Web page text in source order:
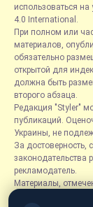
использоваться
4.0 International.
При полном или
материалов,
обязательно
открытой для
должна быть
второго абзаца.
Редакция "Styler"
публикаций.
Украины, не
За достоверность,
законодательства
рекламодатель.
Материалы,